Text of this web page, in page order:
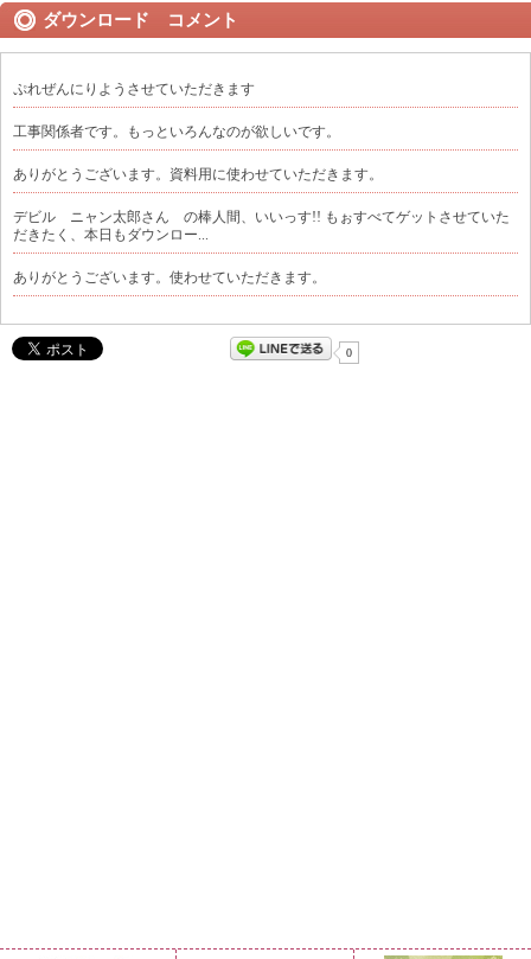
ダウンロード コメント
ぷれぜんにりようさせていただきます
工事関係者です。もっといろんなのが欲しいです。
ありがとうございます。資料用に使わせていただきます。
デビル ニャン太郎さん の棒人間、いいっす!! もぉすべてゲットさせていた
だきたく、本日もダウンロー...
ありがとうございます。使わせていただきます。
0